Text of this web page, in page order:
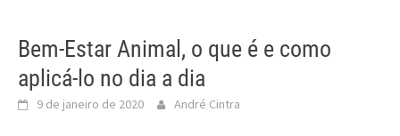
Bem-Estar Animal, o que é e como
aplicá-lo no dia a dia
9 de janeiro de 2020 André Cintra